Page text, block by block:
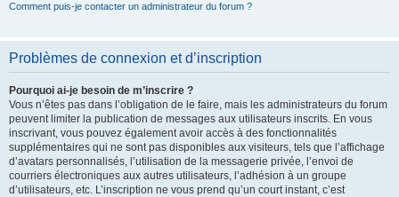
Comment puis-je contacter un administrateur du forum ?
Problèmes de connexion et d’inscription
Pourquoi ai-je besoin de m’inscrire ?
Vous n’êtes pas dans l’obligation de le faire, mais les administrateurs du forum
peuvent limiter la publication de messages aux utilisateurs inscrits. En vous
inscrivant, vous pouvez également avoir accès à des fonctionnalités
supplémentaires qui ne sont pas disponibles aux visiteurs, tels que l’affichage
d’avatars personnalisés, l’utilisation de la messagerie privée, l’envoi de
courriers électroniques aux autres utilisateurs, l’adhésion à un groupe
d’utilisateurs, etc. L’inscription ne vous prend qu’un court instant, c’est